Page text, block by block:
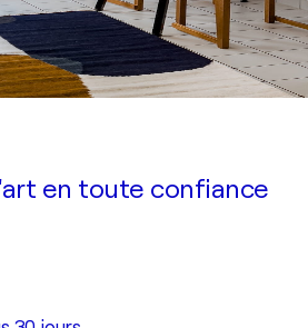
en toute confiance